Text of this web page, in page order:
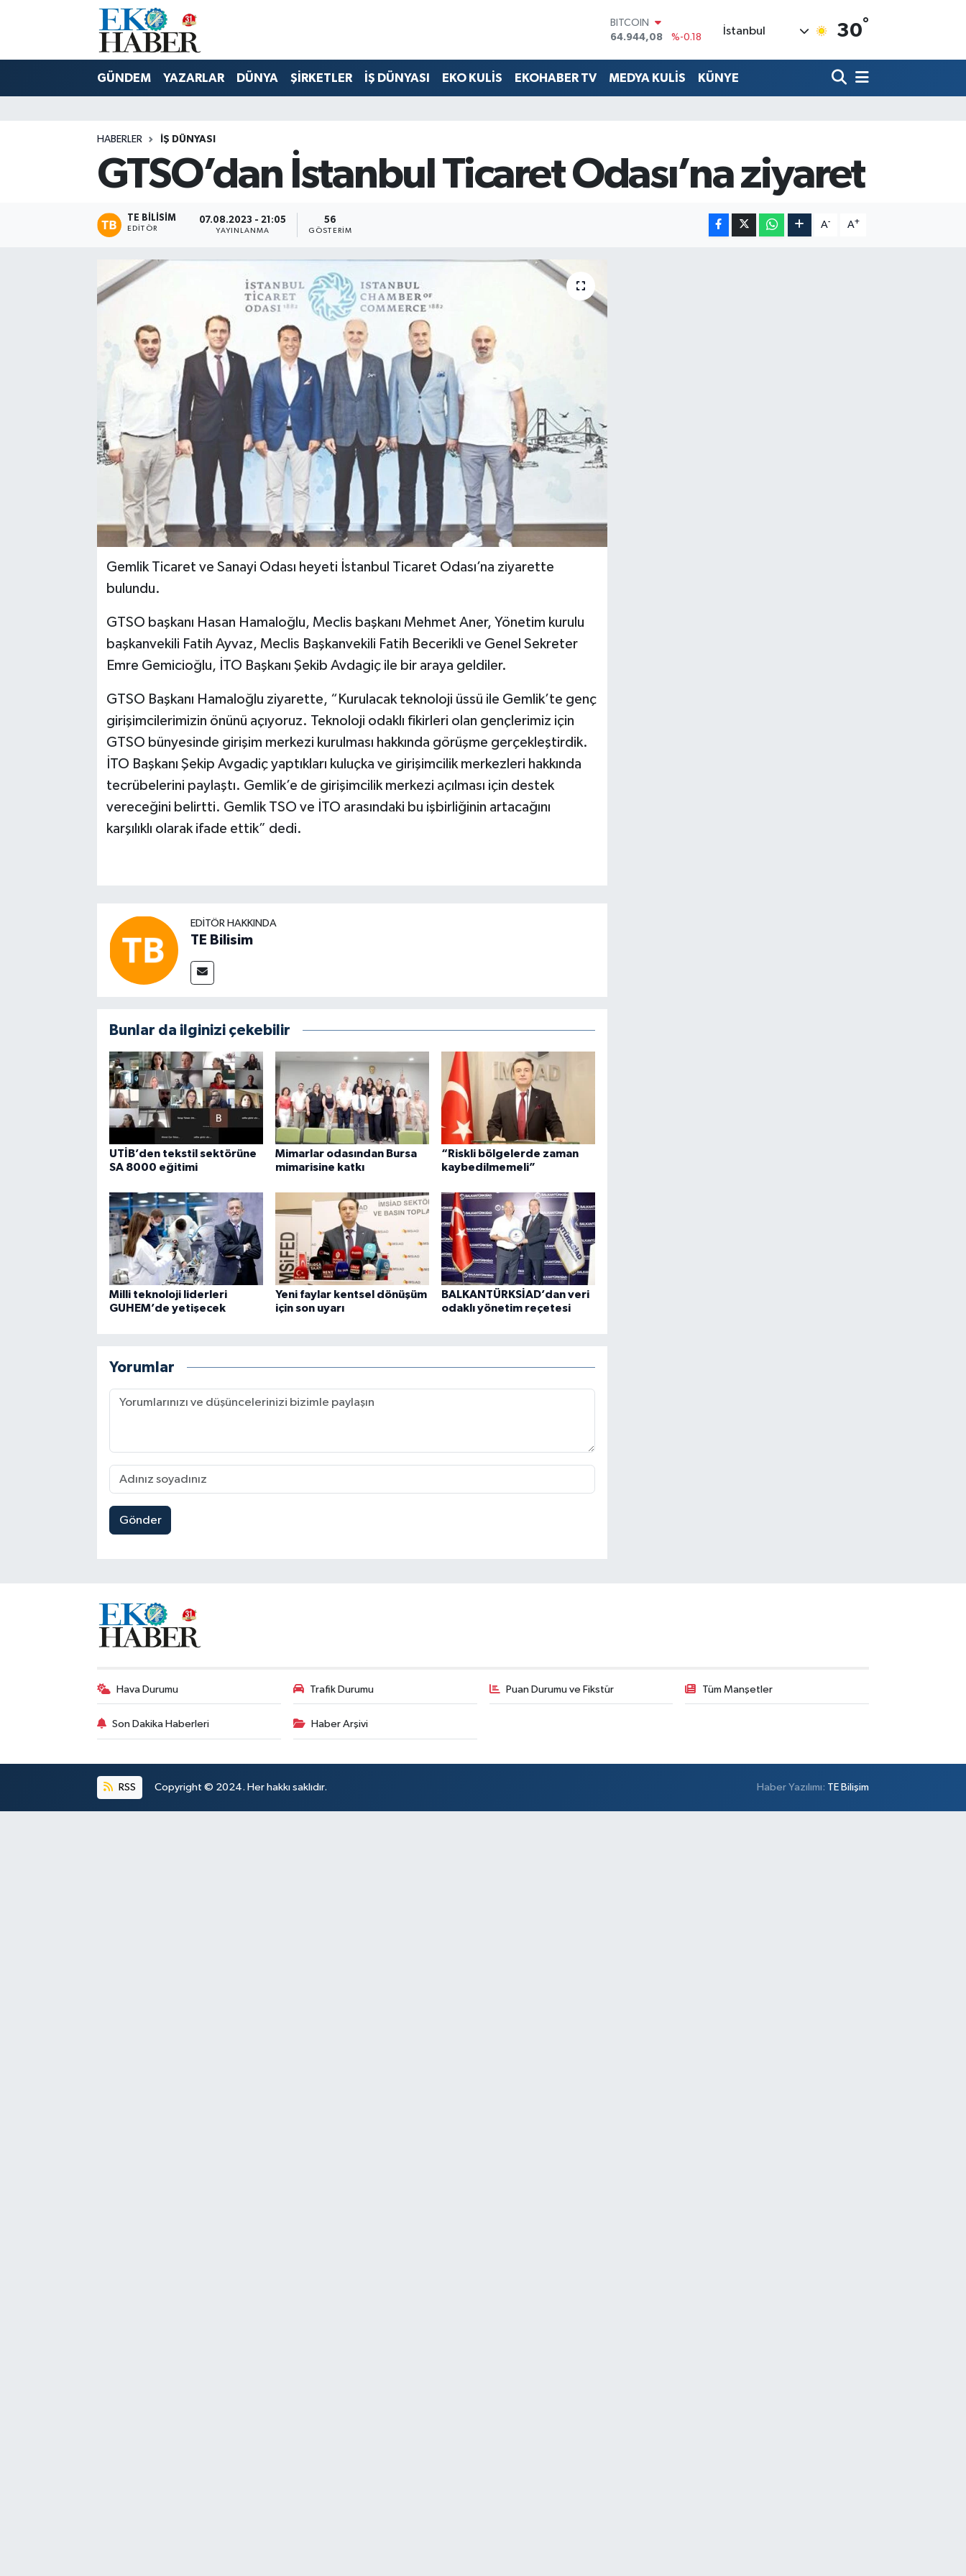
64.944,08
DOLAR
55,2510
%0.32
STERLİN
13.779
%-14
İstanbul 30°
GÜNDEM YAZARLAR DÜNYA ŞİRKETLER İŞ DÜNYASI EKO KULİS EKOHABER TV MEDYA KULİS KÜNYE
HABERLER İŞ DÜNYASI
GTSO’dan İstanbul Ticaret Odası’na ziyaret
TE BILISIM
EDITÖR
07.08.2023 - 21:05
YAYINLANMA
56
GÖSTERIM
A- A+
Gemlik Ticaret ve Sanayi Odası heyeti İstanbul Ticaret Odası’na ziyarette
bulundu.
GTSO başkanı Hasan Hamaloğlu, Meclis başkanı Mehmet Aner, Yönetim kurulu
başkanvekili Fatih Ayvaz, Meclis Başkanvekili Fatih Becerikli ve Genel Sekreter
Emre Gemicioğlu, İTO Başkanı Şekib Avda­giç ile bir araya geldiler.
GTSO Başkanı Hamaloğlu ziyarette, “Kurulacak teknoloji üssü ile Gemlik’te genç
girişimcilerimizin önünü açıyoruz. Teknoloji odaklı fikirleri olan genç­lerimiz için
GTSO bünyesinde girişim merkezi kurul­ması hakkında görüşme gerçekleştirdik.
İTO Baş­kanı Şekip Avgadiç yaptıkları kuluçka ve girişimcilik merkezleri hakkında
tecrübelerini paylaştı. Gemlik’e de girişimcilik merkezi açılması için destek
vereceğini belirtti. Gemlik TSO ve İTO arasındaki bu işbirliğinin artacağını
karşılıklı olarak ifade ettik” dedi.
EDITÖR HAKKINDA
TE Bilisim
Bunlar da ilginizi çekebilir
UTİB’den tekstil sektörüne
SA 8000 eğitimi
Mimarlar odasından Bursa
mimarisine katkı
“Riskli bölgelerde zaman
kaybedilmemeli”
Milli teknoloji liderleri
GUHEM’de yetişecek
Yeni faylar kentsel dönüşüm
için son uyarı
BALKANTÜRKSİAD’dan veri
odaklı yönetim reçetesi
Yorumlar
Gönder
Hava Durumu Trafik Durumu Puan Durumu ve Fikstür Tüm Manşetler
Son Dakika Haberleri Haber Arşivi
RSS Copyright © 2024. Her hakkı saklıdır. Haber Yazılımı: TE Bilişim
Hava Durumu
Tüm Manşetler
Haber Arşivi